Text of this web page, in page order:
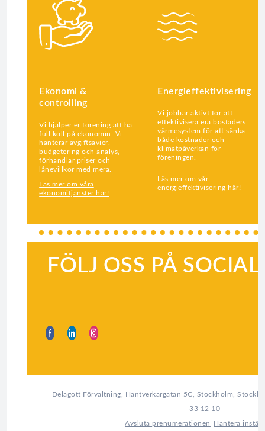
Ekonomi &
controlling
Vi hjälper er förening att ha
full koll på ekonomin. Vi
hanterar avgiftsavier,
budgetering och analys,
förhandlar priser och
lånevillkor med mera.
Läs mer om våra
ekonomitjänster här!
Energieffektivisering
Vi jobbar aktivt för att
effektivisera era bostäders
värmesystem för att sänka
både kostnader och
klimatpåverkan för
föreningen.
Läs mer om vår
energieffektivisering här!
FÖLJ OSS PÅ
Delagott Förvaltning, Hantverkargatan 5C, Stockholm,
33 12 10
Avsluta prenumerationen Hantera